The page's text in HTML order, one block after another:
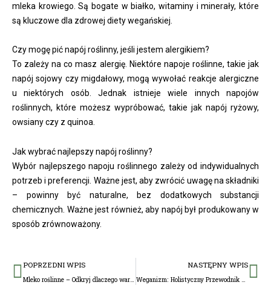
mleka krowiego. Są bogate w białko, witaminy i minerały, które
są kluczowe dla zdrowej diety wegańskiej.
Czy mogę pić napój roślinny, jeśli jestem alergikiem?
To zależy na co masz alergię. Niektóre napoje roślinne, takie jak
napój sojowy czy migdałowy, mogą wywołać reakcje alergiczne
u niektórych osób. Jednak istnieje wiele innych napojów
roślinnych, które możesz wypróbować, takie jak napój ryżowy,
owsiany czy z quinoa.
Jak wybrać najlepszy napój roślinny?
Wybór najlepszego napoju roślinnego zależy od indywidualnych
potrzeb i preferencji. Ważne jest, aby zwrócić uwagę na składniki
– powinny być naturalne, bez dodatkowych substancji
chemicznych. Ważne jest również, aby napój był produkowany w
sposób zrównoważony.
Prev
POPRZEDNI WPIS
Mleko roślinne – Odkryj dlaczego warto wprowadzić do diety
NASTĘPNY WPIS
Weganizm: Holistyczny Przewodnik po Weganizmie w Polsce